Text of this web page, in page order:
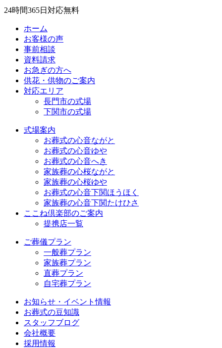
24時間365日対応無料
ホーム
お客様の声
事前相談
資料請求
お急ぎの方へ
供花・供物のご案内
対応エリア
長門市の式場
下関市の式場
式場案内
お葬式の心音ながと
お葬式の心音ゆや
お葬式の心音へき
家族葬の心桜ながと
家族葬の心桜ゆや
お葬式の心音下関ほうほく
家族葬の心音下関たけひさ
ここね倶楽部のご案内
提携店一覧
ご葬儀プラン
一般葬プラン
家族葬プラン
直葬プラン
自宅葬プラン
お知らせ・イベント情報
お葬式の豆知識
スタッフブログ
会社概要
採用情報